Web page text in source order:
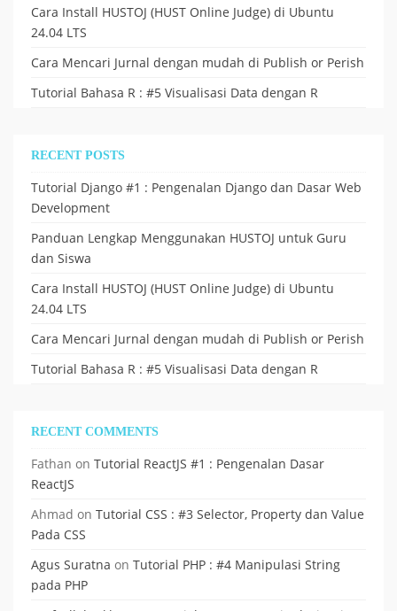
Cara Install HUSTOJ (HUST Online Judge) di Ubuntu
24.04 LTS
Cara Mencari Jurnal dengan mudah di Publish or Perish
Tutorial Bahasa R : #5 Visualisasi Data dengan R
RECENT POSTS
Tutorial Django #1 : Pengenalan Django dan Dasar Web
Development
Panduan Lengkap Menggunakan HUSTOJ untuk Guru
dan Siswa
Cara Install HUSTOJ (HUST Online Judge) di Ubuntu
24.04 LTS
Cara Mencari Jurnal dengan mudah di Publish or Perish
Tutorial Bahasa R : #5 Visualisasi Data dengan R
RECENT COMMENTS
Fathan on Tutorial ReactJS #1 : Pengenalan Dasar
ReactJS
Ahmad on Tutorial CSS : #3 Selector, Property dan Value
Pada CSS
Agus Suratna on Tutorial PHP : #4 Manipulasi String
pada PHP